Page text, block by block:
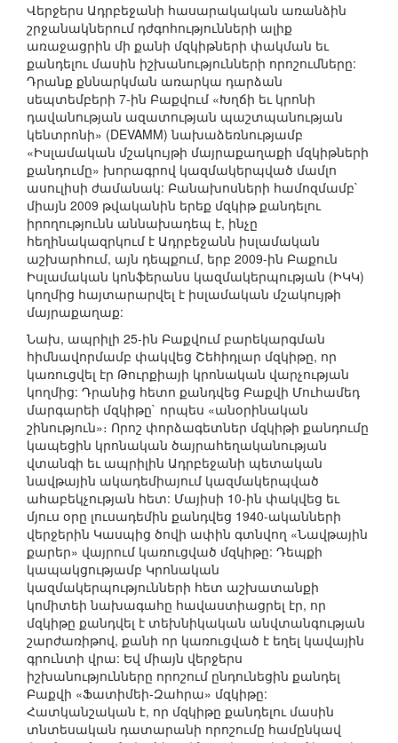
Վերջերս Ադրբեջանի հասարակական առանձին
շրջանակներում դժգոհությունների ալիք
առաջացրին մի քանի մզկիթների փակման եւ
քանդելու մասին իշխանությունների որոշումները:
Դրանք քննարկման առարկա դարձան
սեպտեմբերի 7-ին Բաքվում «Խղճի եւ կրոնի
դավանության ազատության պաշտպանության
կենտրոնի» (DEVAMM) նախաձեռնությամբ
«Իսլամական մշակույթի մայրաքաղաքի մզկիթների
քանդումը» խորագրով կազմակերպված մամլո
ասուլիսի ժամանակ: Բանախոսների համոզմամբ`
միայն 2009 թվականին երեք մզկիթ քանդելու
իրողությունն աննախադեպ է, ինչը
հեղինակազրկում է Ադրբեջանն իսլամական
աշխարհում, այն դեպքում, երբ 2009-ին Բաքուն
Իսլամական կոնֆերանս կազմակերպության (ԻԿԿ)
կողմից հայտարարվել է իսլամական մշակույթի
մայրաքաղաք:
Նախ, ապրիլի 25-ին Բաքվում բարեկարգման
հիմնավորմամբ փակվեց Շեհիդլար մզկիթը, որ
կառուցվել էր Թուրքիայի կրոնական վարչության
կողմից: Դրանից հետո քանդվեց Բաքվի Մուհամեդ
մարգարեի մզկիթը` որպես «անօրինական
շինություն»։ Որոշ փորձագետներ մզկիթի քանդումը
կապեցին կրոնական ծայրահեղականության
վտանգի եւ ապրիլին Ադրբեջանի պետական
նավթային ակադեմիայում կազմակերպված
ահաբեկչության հետ: Մայիսի 10-ին փակվեց եւ
մյուս օրը լուսադեմին քանդվեց 1940-ականների
վերջերին Կասպից ծովի ափին գտնվող «Նավթային
քարեր» վայրում կառուցված մզկիթը: Դեպքի
կապակցությամբ Կրոնական
կազմակերպությունների հետ աշխատանքի
կոմիտեի նախագահը հավաստիացրել էր, որ
մզկիթը քանդվել է տեխնիկական անվտանգության
շարժառիթով, քանի որ կառուցված է եղել կավային
գրունտի վրա: Եվ միայն վերջերս
իշխանությունները որոշում ընդունեցին քանդել
Բաքվի «Ֆատիմեի-Զահրա» մզկիթը:
Հատկանշական է, որ մզկիթը քանդելու մասին
տնտեսական դատարանի որոշումը համընկավ